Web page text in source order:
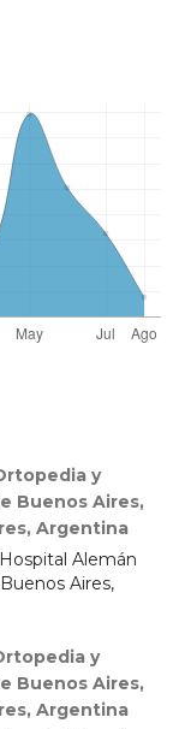
y
Buenos Aires,
Argentina
Alemán
Aires,
y
Buenos Aires,
Argentina